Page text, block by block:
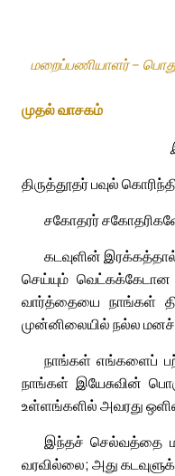
மறைப்பணியாளர் –
முதல் வாசகம்
திருத்தூதர் பவுல்
சகோதரர்
கடவுளின்
செய்யும்
வார்த்தையை நாங்கள்
முன்னிலையில் நல்ல
நாங்கள் எங்களைப்
நாங்கள் இயேசுவின்
உள்ளங்களில் அவரது
இந்தச் செல்வத்தை
வரவில்லை; அது